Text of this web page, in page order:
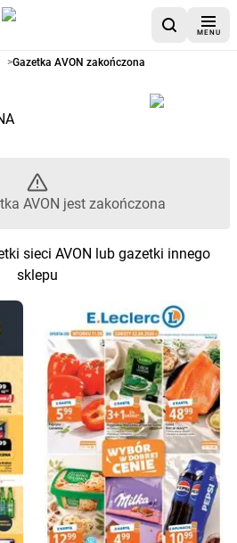
MENU
AVON –
>Gazetka AVON zakończona
AVON jest zakończona
sieci AVON lub gazetki innego
sklepu